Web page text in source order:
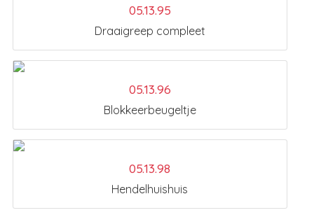
05.13.95
Draaigreep compleet
05.13.96
Blokkeerbeugeltje
05.13.98
Hendelhuishuis